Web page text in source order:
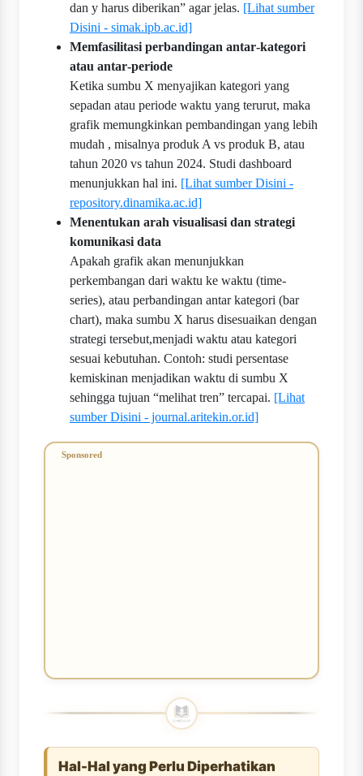
dan y harus diberikan” agar jelas. [Lihat sumber
Disini - simak.ipb.ac.id]
Memfasilitasi perbandingan antar‐kategori
atau antar‐periode
Ketika sumbu X menyajikan kategori yang
sepadan atau periode waktu yang terurut, maka
grafik memungkinkan pembandingan yang lebih
mudah , misalnya produk A vs produk B, atau
tahun 2020 vs tahun 2024. Studi dashboard
menunjukkan hal ini. [Lihat sumber Disini -
repository.dinamika.ac.id]
Menentukan arah visualisasi dan strategi
komunikasi data
Apakah grafik akan menunjukkan
perkembangan dari waktu ke waktu (time-
series), atau perbandingan antar kategori (bar
chart), maka sumbu X harus disesuaikan dengan
strategi tersebut,menjadi waktu atau kategori
sesuai kebutuhan. Contoh: studi persentase
kemiskinan menjadikan waktu di sumbu X
sehingga tujuan “melihat tren” tercapai. [Lihat
sumber Disini - journal.aritekin.or.id]
Hal-Hal yang Perlu Diperhatikan